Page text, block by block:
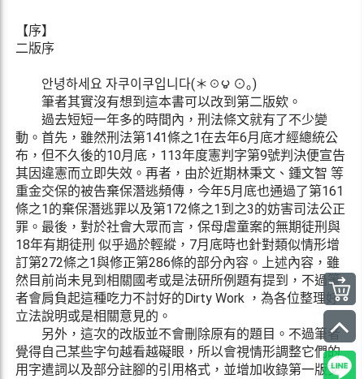
【序】
二版序
안녕하세요 자쿠이쿠입니다(＊☉౪ ⊙｡)
筆者其實沒有想到這本書可以改到第二版欸。
過去短短一年多的時間內，刑法條文就有了不少變
動。首先，雖然刑法第141條之1在去年6月底才經總統公
布，但不久後的10月底，113年度憲判字第9號判決便宣告
其因違憲而立即失效。再者，由於近期林秉文、鍾文智 等
重金交保的被告棄保潛逃頻傳，今年5月底也通過了第161
條之1的棄保潛逃罪以及第172條之1到之3的妨害司法公正
罪。最後，對於社會大眾而言，保母虐童案的無期徒刑與
18年有期徒刑 似乎過於輕縱，7月底時也針對類似情形增
訂第272條之1與修正第286條的部分內容。上述內容，雖
然目前尚未見到相關國考或是法研所例題有提到，不過筆
者會肩負起這種吃力不討好的Dirty Work ，為各位整理好
立法說明或是相關意見的。
另外，這次的改版並不會刪除原有的題目。不過筆者
覺得自己某些字句越看越礙眼，所以會視情形調整它們的
用字遣詞以及部分註腳的引用格式，並增加收錄第一版交